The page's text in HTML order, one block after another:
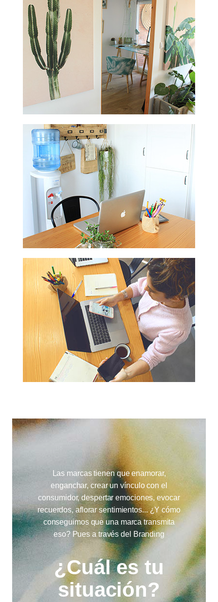
Las marcas tienen que enamorar,
enganchar, crear un vínculo con el
consumidor, despertar emociones, evocar
recuerdos, aflorar sentimientos... ¿Y cómo
conseguimos que una marca transmita
eso? Pues a través del Branding
¿Cuál es tu
situación?
Experiencia
Para que
nuestra web
funcione lo
mejor posible
durante tu
visita. Si
rechaza estas
funcionalidades
desaparecerán
de la web.
Marketing
Al compartir tus
intereses y
comportamiento
mientras visitas
nuestro sitio,
aumentas la
posibilidad de
ver contenido y
personalizados.